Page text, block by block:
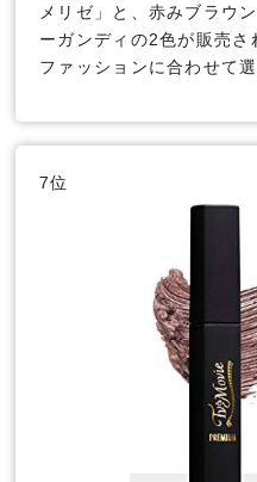
メリゼ」と、赤みブラウ
ーガンディの2色が販売
ファッションに合わせて
7位